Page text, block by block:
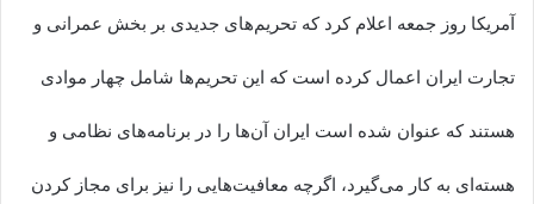
آمریکا روز جمعه اعلام کرد که تحریم‌های جدیدی بر بخش عمرانی و
تجارت ایران اعمال کرده است که این تحریم‌ها شامل چهار موادی
هستند که عنوان شده است ایران آن‌ها را در برنامه‌های نظامی و
هسته‌ای به کار می‌‎‌گیرد، اگرچه معافیت‌هایی را نیز برای مجاز کردن